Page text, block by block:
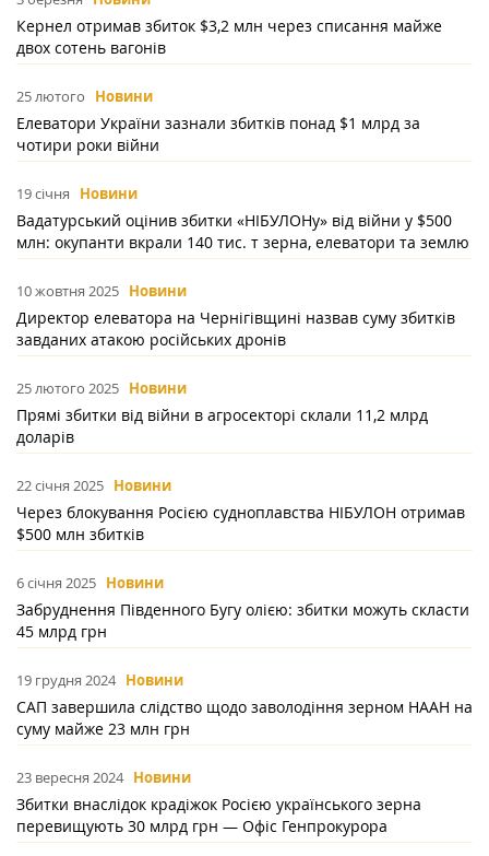
Кернел отримав збиток $3,2 млн через списання майже
двох сотень вагонів
25 лютого Новини
Елеватори України зазнали збитків понад $1 млрд за
чотири роки війни
19 січня Новини
Вадатурський оцінив збитки «НІБУЛОНу» від війни у $500
млн: окупанти вкрали 140 тис. т зерна, елеватори та землю
10 жовтня 2025 Новини
Директор елеватора на Чернігівщині назвав суму збитків
завданих атакою російських дронів
25 лютого 2025 Новини
Прямі збитки від війни в агросекторі склали 11,2 млрд
доларів
22 січня 2025 Новини
Через блокування Росією судноплавства НІБУЛОН отримав
$500 млн збитків
6 січня 2025 Новини
Забруднення Південного Бугу олією: збитки можуть скласти
45 млрд грн
19 грудня 2024 Новини
САП завершила слідство щодо заволодіння зерном НААН на
суму майже 23 млн грн
23 вересня 2024 Новини
Збитки внаслідок крадіжок Росією українського зерна
перевищують 30 млрд грн — Офіс Генпрокурора